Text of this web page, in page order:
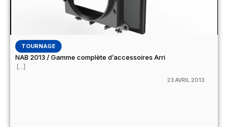
TOURNAGE
NAB 2013 / Gamme complète d’accessoires Arri
[...]
23 AVRIL 2013